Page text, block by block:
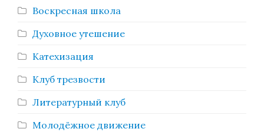
Воскресная школа
Духовное утешение
Катехизация
Клуб трезвости
Литературный клуб
Молодёжное движение